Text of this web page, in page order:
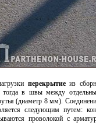
перекрытиеиз
тогда в швы между
(диаметр 8 мм).
следующим путем:
проволокой с